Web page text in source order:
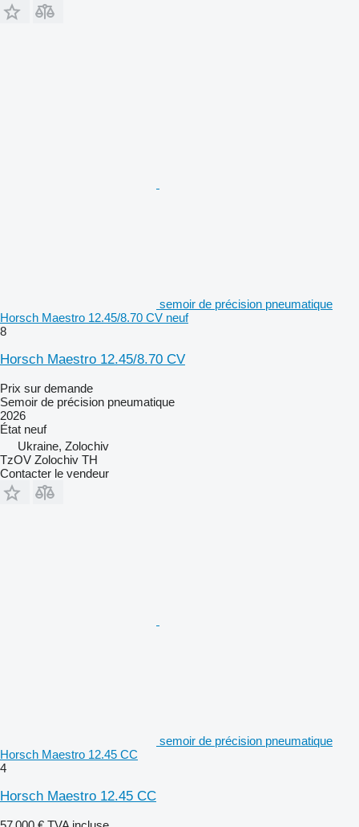
semoir de précision pneumatique
Horsch Maestro 12.45/8.70 CV neuf
8
Horsch Maestro 12.45/8.70 CV
Prix sur demande
Semoir de précision pneumatique
2026
État neuf
Ukraine, Zolochiv
TzOV Zolochiv TH
Contacter le vendeur
semoir de précision pneumatique
Horsch Maestro 12.45 CC
4
Horsch Maestro 12.45 CC